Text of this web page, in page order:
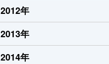
2012年
2013年
2014年